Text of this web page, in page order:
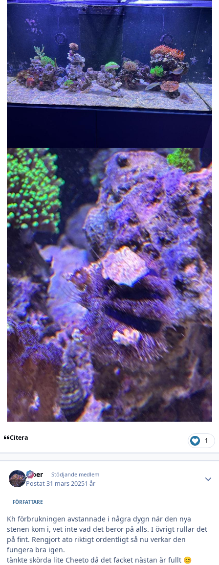
Citera 1
jeber Stödjande medlem
Postat31 mars 20251 år
FÖRFATTARE
Kh förbrukningen avstannade i några dygn när den nya
stenen kom i, vet inte vad det beror på alls. I övrigt rullar det
på fint. Rengjort ato riktigt ordentligt så nu verkar den
fungera bra igen.
tänkte skörda lite Cheeto då det facket nästan är fullt 😊